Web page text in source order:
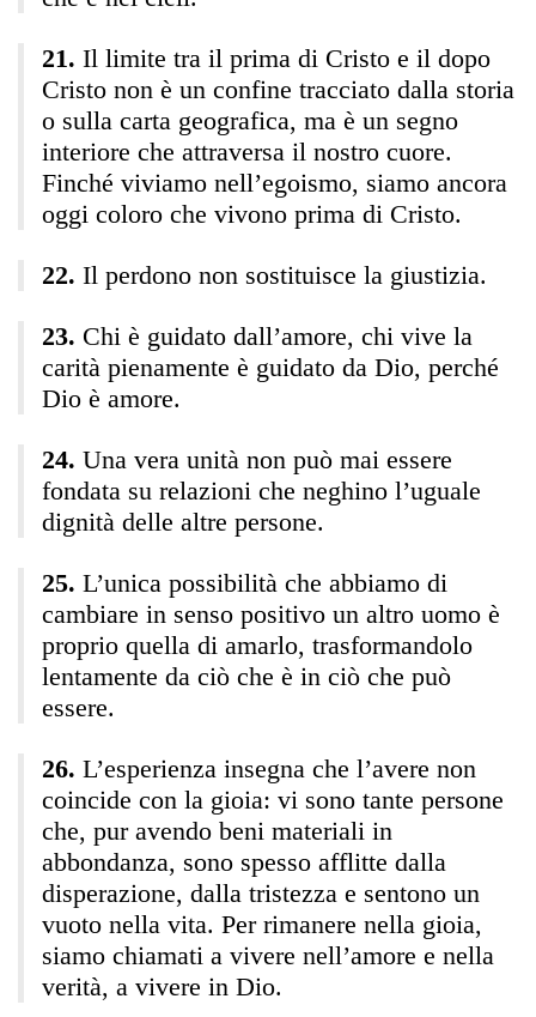
Il limite tra il prima di Cristo e il dopo
Cristo non è un confine tracciato dalla storia
o sulla carta geografica, ma è un segno
interiore che attraversa il nostro cuore.
Finché viviamo nell’egoismo, siamo ancora
oggi coloro che vivono prima di Cristo.
Il perdono non sostituisce la giustizia.
Chi è guidato dall’amore, chi vive la
carità pienamente è guidato da Dio, perché
Dio è amore.
Una vera unità non può mai essere
fondata su relazioni che neghino l’uguale
dignità delle altre persone.
L’unica possibilità che abbiamo di
cambiare in senso positivo un altro uomo è
proprio quella di amarlo, trasformandolo
lentamente da ciò che è in ciò che può
essere.
L’esperienza insegna che l’avere non
coincide con la gioia: vi sono tante persone
che, pur avendo beni materiali in
abbondanza, sono spesso afflitte dalla
disperazione, dalla tristezza e sentono un
vuoto nella vita. Per rimanere nella gioia,
siamo chiamati a vivere nell’amore e nella
verità, a vivere in Dio.